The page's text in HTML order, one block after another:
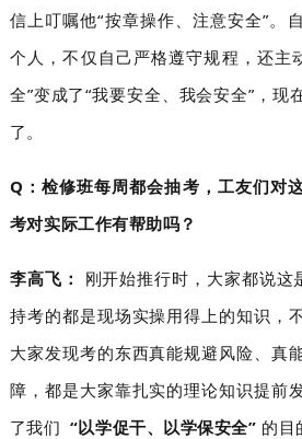
信上叮嘱他“按章操作、注意安全”。
个人，不仅自己严格遵守规程，还主动提
全”变成了“我要安全、我会安全”，现
了。
Q：检修班每周都会抽考，工友们对
考对实际工作有帮助吗？
李高飞：
刚开始推行时，大家都说这
持考的都是现场实操用得上的知识，
大家发现考的东西真能规避风险、真
障，都是大家靠扎实的理论知识提前
了我们 “以学促干、以学保安全” 的目